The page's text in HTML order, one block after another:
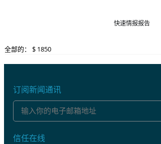
快速情报报告
全部的： $ 1850
订阅新闻通讯
信任在线